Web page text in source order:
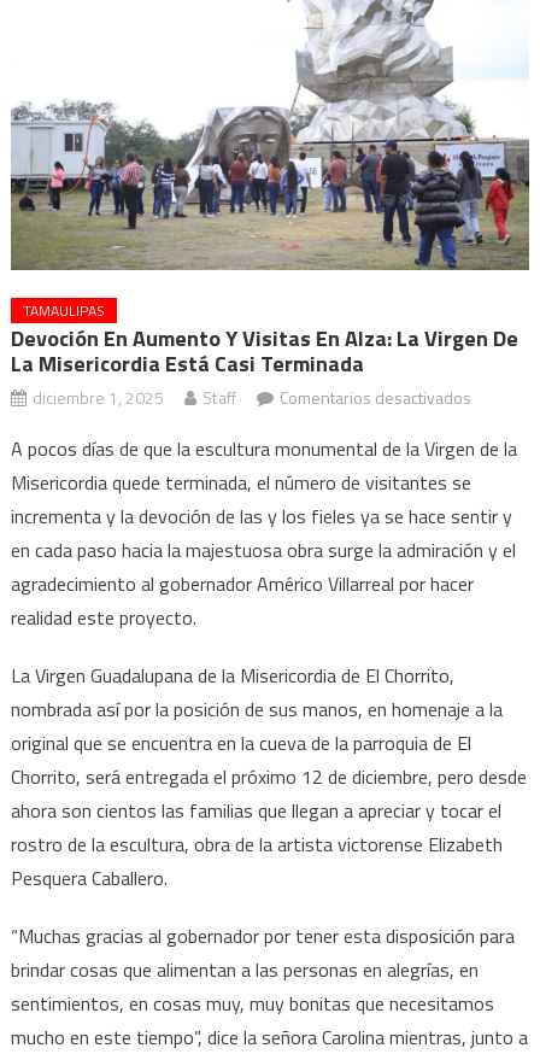
TAMAULIPAS
Devoción En Aumento Y Visitas En Alza: La Virgen De
La Misericordia Está Casi Terminada
diciembre 1, 2025 Staff Comentarios desactivadosen
en
aumento
y
visitas
en
está
casi
A pocos días de que la escultura monumental de la Virgen de la
Misericordia quede terminada, el número de visitantes se
incrementa y la devoción de las y los fieles ya se hace sentir y
en cada paso hacia la majestuosa obra surge la admiración y el
agradecimiento al gobernador Américo Villarreal por hacer
realidad este proyecto.
La Virgen Guadalupana de la Misericordia de El Chorrito,
nombrada así por la posición de sus manos, en homenaje a la
original que se encuentra en la cueva de la parroquia de El
Chorrito, será entregada el próximo 12 de diciembre, pero desde
ahora son cientos las familias que llegan a apreciar y tocar el
rostro de la escultura, obra de la artista victorense Elizabeth
Pesquera Caballero.
“Muchas gracias al gobernador por tener esta disposición para
brindar cosas que alimentan a las personas en alegrías, en
sentimientos, en cosas muy, muy bonitas que necesitamos
mucho en este tiempo”, dice la señora Carolina mientras, junto a